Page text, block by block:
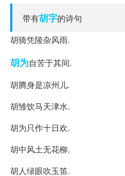
带有胡字的诗句
胡骑凭陵杂风雨.
胡为自苦于其间.
胡腾身是凉州儿.
胡雏饮马天津水.
胡为只作十日欢.
胡中风土无花柳.
胡人绿眼吹玉笛.